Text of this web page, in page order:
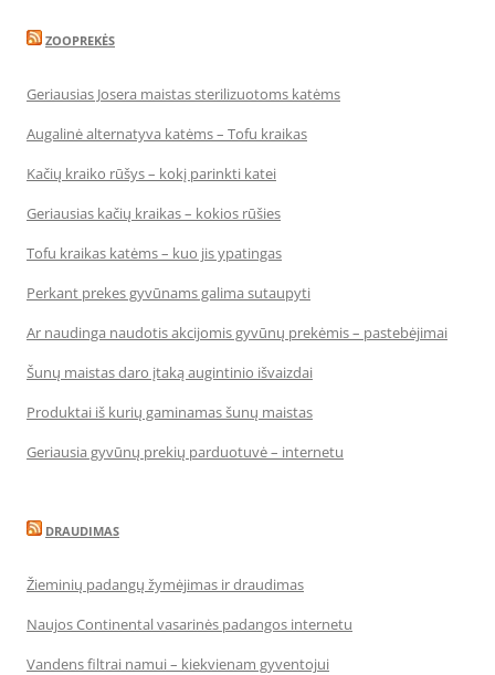
ZOOPREKĖS
Geriausias Josera maistas sterilizuotoms katėms
Augalinė alternatyva katėms – Tofu kraikas
Kačių kraiko rūšys – kokį parinkti katei
Geriausias kačių kraikas – kokios rūšies
Tofu kraikas katėms – kuo jis ypatingas
Perkant prekes gyvūnams galima sutaupyti
Ar naudinga naudotis akcijomis gyvūnų prekėmis – pastebėjimai
Šunų maistas daro įtaką augintinio išvaizdai
Produktai iš kurių gaminamas šunų maistas
Geriausia gyvūnų prekių parduotuvė – internetu
DRAUDIMAS
Žieminių padangų žymėjimas ir draudimas
Naujos Continental vasarinės padangos internetu
Vandens filtrai namui – kiekvienam gyventojui